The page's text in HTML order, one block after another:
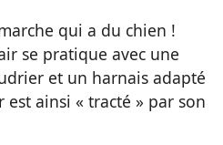
qui a du chien !
se pratique avec une
et un harnais adapté
est ainsi « tracté » par son